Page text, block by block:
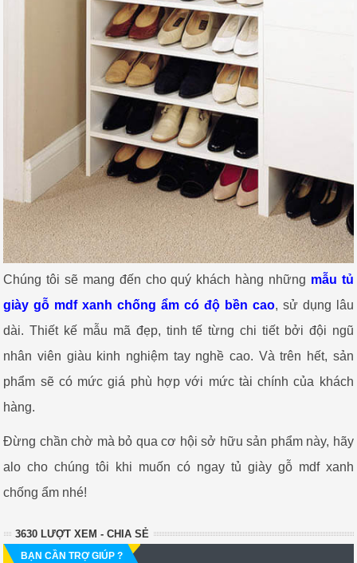
Chúng tôi sẽ mang đến cho quý khách hàng những mẫu tủ
giày gỗ mdf xanh chống ẩm có độ bền cao, sử dụng lâu
dài. Thiết kế mẫu mã đẹp, tinh tế từng chi tiết bởi đội ngũ
nhân viên giàu kinh nghiệm tay nghề cao. Và trên hết, sản
phẩm sẽ có mức giá phù hợp với mức tài chính của khách
hàng.
Đừng chần chờ mà bỏ qua cơ hội sở hữu sản phẩm này, hãy
alo cho chúng tôi khi muốn có ngay tủ giày gỗ mdf xanh
chống ẩm nhé!
3630 LƯỢT XEM - CHIA SẺ
BẠN CẦN TRỢ GIÚP ?